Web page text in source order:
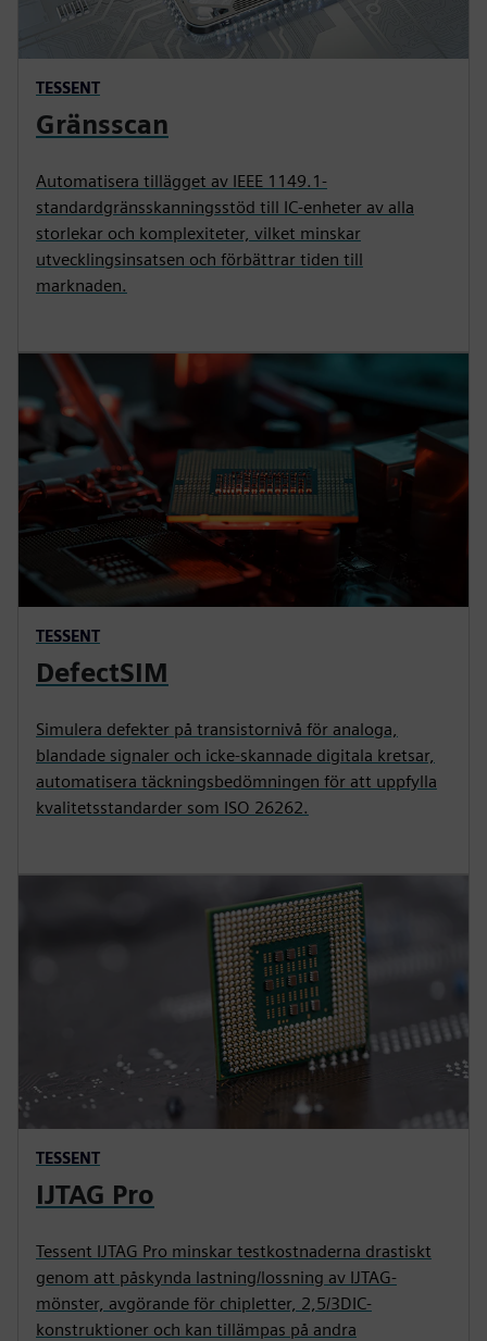
TESSENT
Gränsscan
Automatisera tillägget av IEEE 1149.1-
standardgränsskanningsstöd till IC-enheter av alla
storlekar och komplexiteter, vilket minskar
utvecklingsinsatsen och förbättrar tiden till
marknaden.
TESSENT
DefectSIM
Simulera defekter på transistornivå för analoga,
blandade signaler och icke-skannade digitala kretsar,
automatisera täckningsbedömningen för att uppfylla
kvalitetsstandarder som ISO 26262.
TESSENT
IJTAG Pro
Tessent IJTAG Pro minskar testkostnaderna drastiskt
genom att påskynda lastning/lossning av IJTAG-
mönster, avgörande för chipletter, 2,5/3DIC-
konstruktioner och kan tillämpas på andra